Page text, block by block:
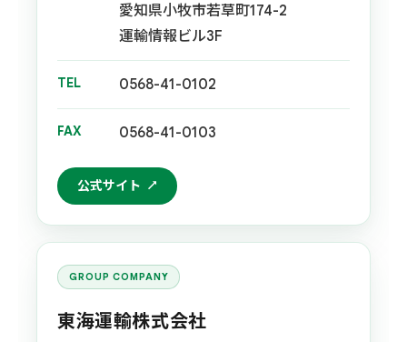
愛知県小牧市若草町174-2
運輸情報ビル3F
TEL 0568-41-0102
FAX 0568-41-0103
公式サイト
GROUP COMPANY
東海運輸株式会社